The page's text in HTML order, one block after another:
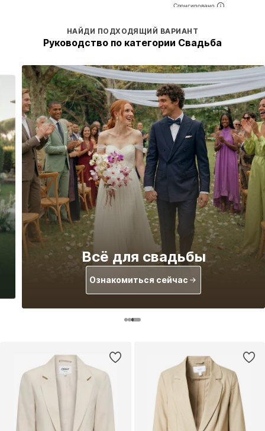
НАЙДИ ПОДХОДЯЩИЙ ВАРИАНТ
Руководство по категории Свадьба
Всё для свадьбы
Ознакомиться сейчас